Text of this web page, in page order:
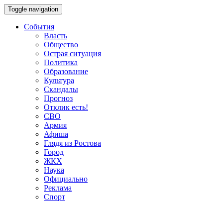
Toggle navigation
События
Власть
Общество
Острая ситуация
Политика
Образование
Культура
Скандалы
Прогноз
Отклик есть!
СВО
Армия
Афиша
Глядя из Ростова
Город
ЖКХ
Наука
Официально
Реклама
Спорт